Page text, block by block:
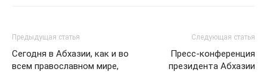
Предыдущая статья
Сегодня в Абхазии, как и во
всем православном мире,
Следующая статья
Пресс-конференция
президента Абхазии